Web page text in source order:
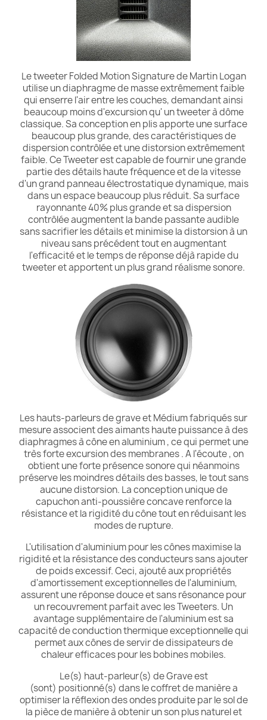
Le tweeter Folded Motion Signature de Martin Logan
utilise un diaphragme de masse extrêmement faible
qui enserre l'air entre les couches, demandant ainsi
beaucoup moins d'excursion qu' un tweeter à dôme
classique. Sa conception en plis apporte une surface
beaucoup plus grande, des caractéristiques de
dispersion contrôlée et une distorsion extrêmement
faible. Ce Tweeter est capable de fournir une grande
partie des détails haute fréquence et de la vitesse
d'un grand panneau électrostatique dynamique, mais
dans un espace beaucoup plus réduit. Sa surface
rayonnante 40% plus grande et sa dispersion
contrôlée augmentent la bande passante audible
sans sacrifier les détails et minimise la distorsion à un
niveau sans précédent tout en augmentant
l'efficacité et le temps de réponse déjà rapide du
tweeter et apportent un plus grand réalisme sonore.
Les hauts-parleurs de grave et Médium fabriqués sur
mesure associent des aimants haute puissance à des
diaphragmes à cône en aluminium , ce qui permet une
très forte excursion des membranes . A l'écoute , on
obtient une forte présence sonore qui néanmoins
préserve les moindres détails des basses, le tout sans
aucune distorsion. La conception unique de
capuchon anti-poussière concave renforce la
résistance et la rigidité du cône tout en réduisant les
modes de rupture.
L'utilisation d'aluminium pour les cônes maximise la
rigidité et la résistance des conducteurs sans ajouter
de poids excessif. Ceci, ajouté aux propriétés
d'amortissement exceptionnelles de l'aluminium,
assurent une réponse douce et sans résonance pour
un recouvrement parfait avec les Tweeters. Un
avantage supplémentaire de l'aluminium est sa
capacité de conduction thermique exceptionnelle qui
permet aux cônes de servir de dissipateurs de
chaleur efficaces pour les bobines mobiles.
Le(s) haut-parleur(s) de Grave est
(sont) positionné(s) dans le coffret de manière a
optimiser la réflexion des ondes produite par le sol de
la pièce de manière à obtenir un son plus naturel et